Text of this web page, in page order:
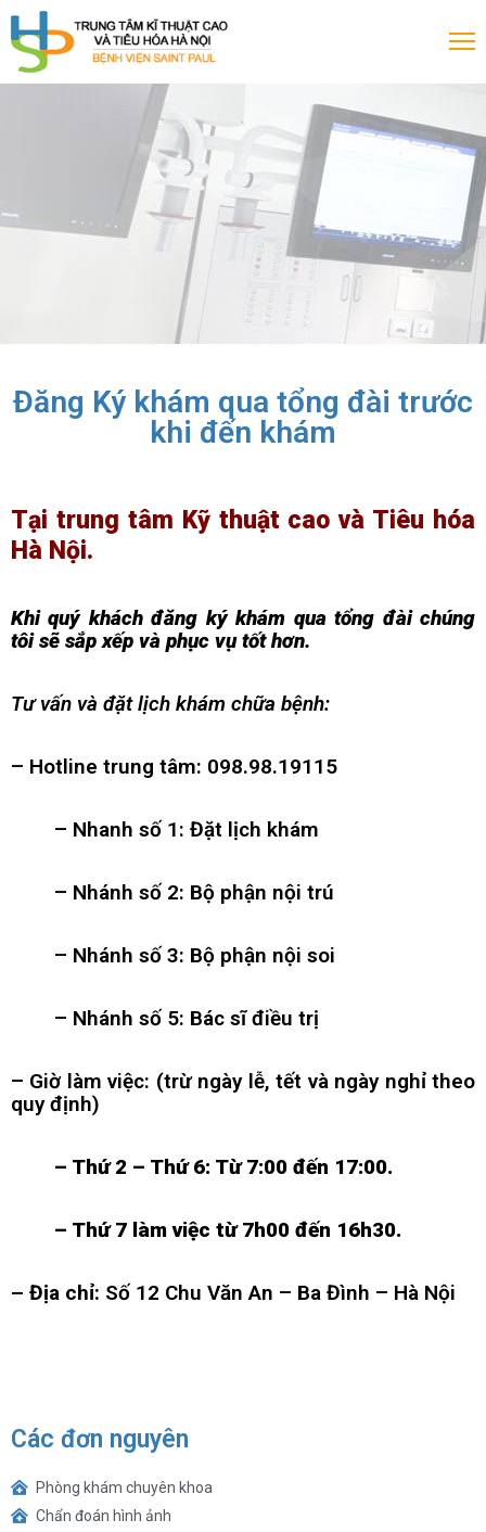
Đăng Ký khám qua tổng đài trước
khi đến khám
Tại trung tâm Kỹ thuật cao và Tiêu hóa
Hà Nội.
Khi quý khách đăng ký khám qua tổng đài chúng
tôi sẽ sắp xếp và phục vụ tốt hơn.
Tư vấn và đặt lịch khám chữa bệnh:
– Hotline trung tâm: 098.98.19115
– Nhanh số 1: Đặt lịch khám
– Nhánh số 2: Bộ phận nội trú
– Nhánh số 3: Bộ phận nội soi
– Nhánh số 5: Bác sĩ điều trị
– Giờ làm việc: (trừ ngày lễ, tết và ngày nghỉ theo
quy định)
– Thứ 2 – Thứ 6: Từ7:00 đến 17:00.
– Thứ 7 làm việc từ 7h00 đến 16h30.
– Địa chỉ: Số 12 Chu Văn An – Ba Đình – Hà Nội
Các đơn nguyên
Phòng khám chuyên khoa
Chẩn đoán hình ảnh